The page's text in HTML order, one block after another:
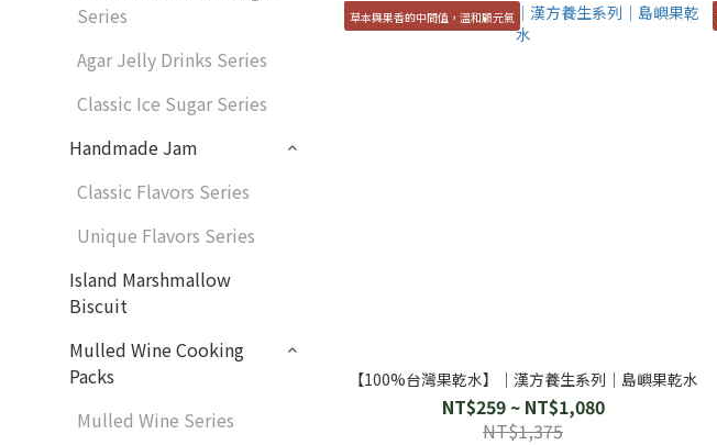
Series
Agar Jelly Drinks Series
Classic Ice Sugar Series
Handmade Jam
Classic Flavors Series
Unique Flavors Series
Island Marshmallow
Biscuit
Mulled Wine Cooking
Packs
Mulled Wine Series
草本與果香的中間值，溫和顧元氣
【100%台灣果乾水】│漢方養生系列│島嶼果乾水
NT$259 ~ NT$1,080
NT$1,375